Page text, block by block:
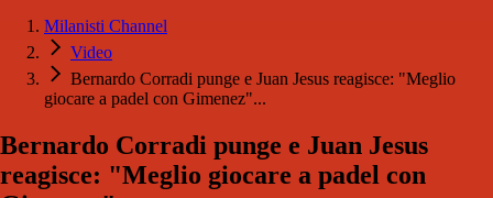
Milanisti Channel
Video
Bernardo Corradi punge e Juan Jesus reagisce: "Meglio
giocare a padel con Gimenez"...
Bernardo Corradi punge e Juan Jesus
reagisce: "Meglio giocare a padel con